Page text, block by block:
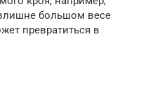
большом весе
превратиться в